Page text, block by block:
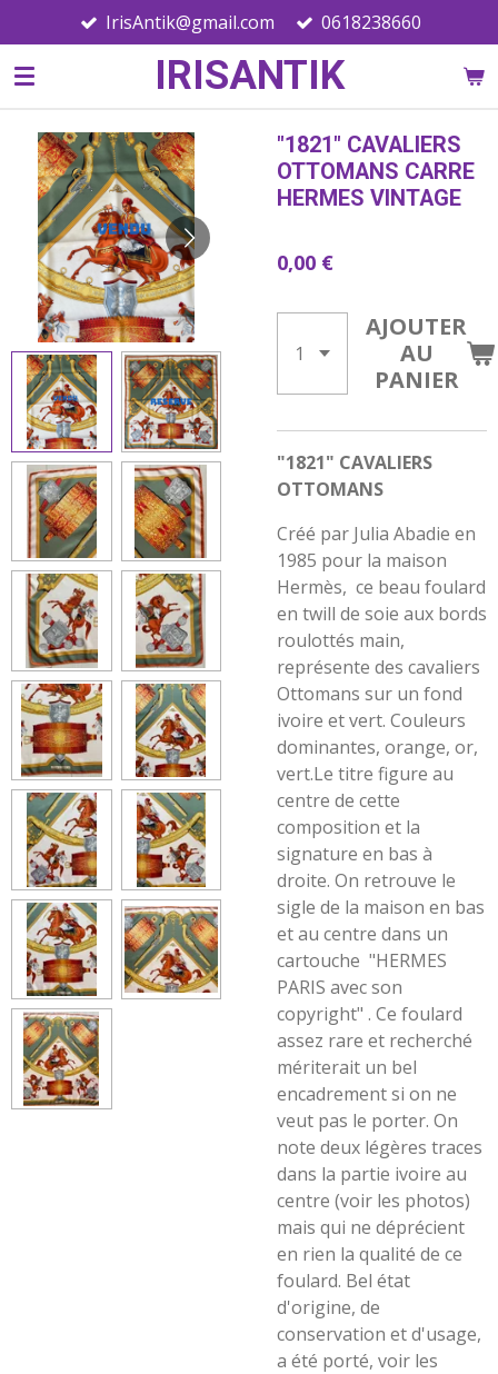
au
contenu
IRISANTIK
IrisAntik@gmail.com 0618238660
"1821" CAVALIERS
OTTOMANS CARRE
HERMES VINTAGE
0,00 €
AJOUTER
AU
PANIER
"1821" CAVALIERS
OTTOMANS
Créé par Julia Abadie en
1985 pour la maison
Hermès, ce beau foulard
en twill de soie aux bords
roulottés main,
représente des cavaliers
Ottomans sur un fond
ivoire et vert. Couleurs
dominantes, orange, or,
vert.Le titre figure au
centre de cette
composition et la
signature en bas à
droite. On retrouve le
sigle de la maison en bas
et au centre dans un
cartouche "HERMES
PARIS avec son
copyright" . Ce foulard
assez rare et recherché
mériterait un bel
encadrement si on ne
veut pas le porter. On
note deux légères traces
dans la partie ivoire au
centre (voir les photos)
mais qui ne déprécient
en rien la qualité de ce
foulard. Bel état
d'origine, de
conservation et d'usage,
a été porté, voir les